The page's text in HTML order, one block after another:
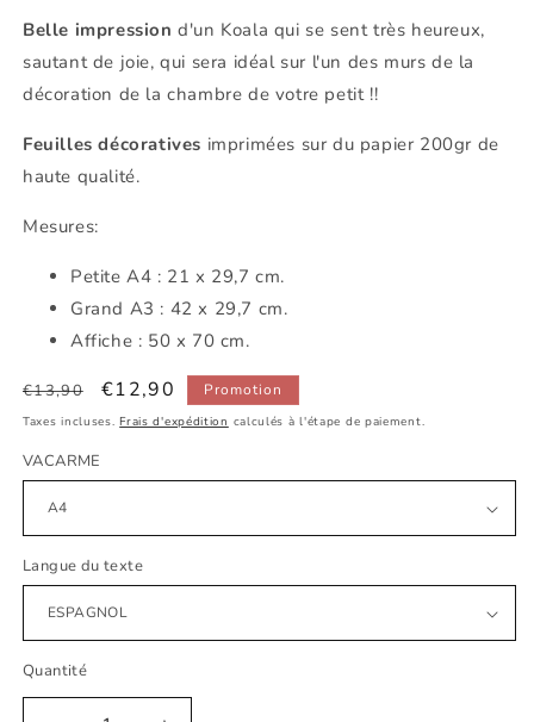
Belle impressiond'un Koala qui se sent très heureux,
sautant de joie, qui sera idéal sur l'un des murs de la
décoration de la chambre de votre petit !!
Feuilles décoratives imprimées sur du papier 200gr de
haute qualité.
Mesures:
Petite A4 : 21 x 29,7 cm.
Grand A3 : 42 x 29,7 cm.
Affiche : 50 x 70 cm.
Prix
habituel
€13,90
Prix
promotionnel
€12,90 Promotion
Taxes incluses.Frais d'expédition calculés à l'étape de paiement.
VACARME
Langue du texte
Quantité